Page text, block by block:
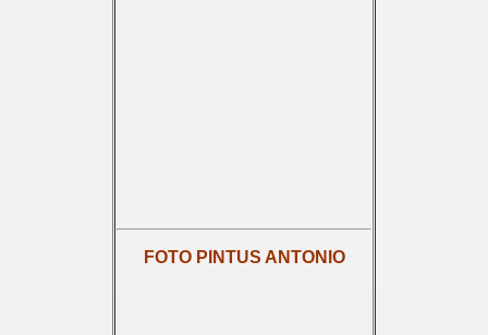
FOTO PINTUS ANTONIO